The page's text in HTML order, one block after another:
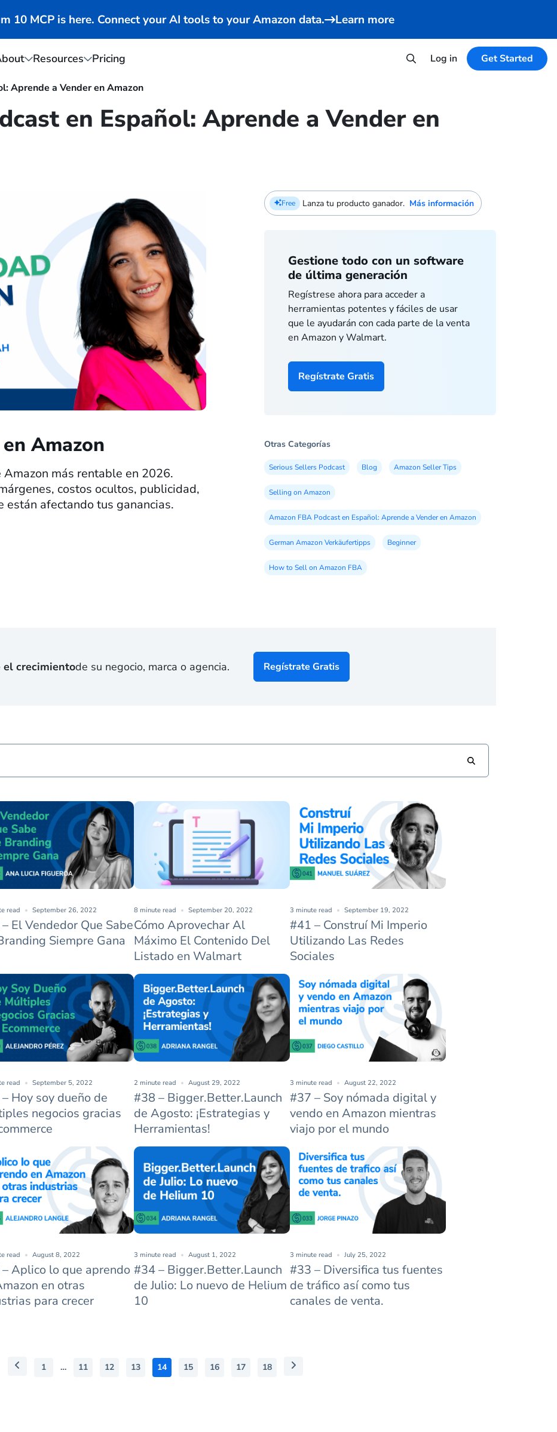
10 MCP is here. Connect your AI tools to your Amazon data. Learn more
Resources Pricing Log in Get Started
Aprende a Vender en Amazon
en Español: Aprende a Vender en
Amazon
más rentable en 2026.
costos ocultos, publicidad,
están afectando tus ganancias.
Free Lanza tu producto ganador. Más información
Gestione todo con un software
de última generación
Regístrese ahora para acceder a
herramientas potentes y fáciles de usar
que le ayudarán con cada parte de la venta
en Amazon y Walmart.
Regístrate Gratis
Otras Categorías
Serious Sellers Podcast Blog Amazon Seller Tips
Selling on Amazon
Amazon FBA Podcast en Español: Aprende a Vender en Amazon
German Amazon Verkäufertipps Beginner
How to Sell on Amazon FBA
el crecimientode su negocio, marca o agencia. Regístrate Gratis
El Vendedor Que Sabe
Siempre Gana
read September 26, 2022
Cómo Aprovechar Al
Máximo El Contenido Del
Listado en Walmart
8 minute read September 20, 2022
#41 – Construí Mi Imperio
Utilizando Las Redes
Sociales
3 minute read September 19, 2022
Hoy soy dueño de
negocios gracias
read September 5, 2022
#38 – Bigger.Better.Launch
de Agosto: ¡Estrategias y
Herramientas!
2 minute read August 29, 2022
#37 – Soy nómada digital y
vendo en Amazon mientras
viajo por el mundo
3 minute read August 22, 2022
Aplico lo que aprendo
en otras
para crecer
read August 8, 2022
#34 – Bigger.Better.Launch
de Julio: Lo nuevo de Helium
10
3 minute read August 1, 2022
#33 – Diversifica tus fuentes
de tráfico así como tus
canales de venta.
3 minute read July 25, 2022
1 … 11 12 13 14 15 16 17 18